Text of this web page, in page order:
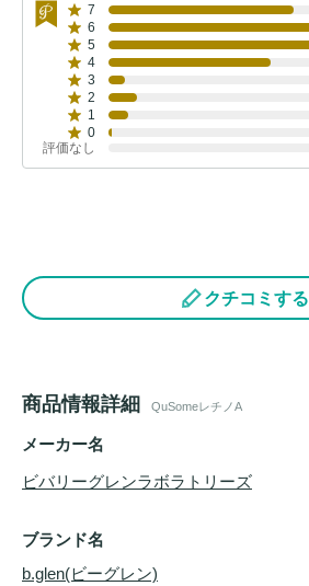
7
6
5
4
3
2
1
0
評価なし
クチコミする
商品情報詳細 QuSomeレチノA
メーカー名
ビバリーグレンラボラトリーズ
ブランド名
b.glen(ビーグレン)